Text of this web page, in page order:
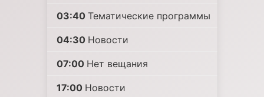
03:40 Тематические программы
04:30 Новости
07:00 Нет вещания
17:00 Новости